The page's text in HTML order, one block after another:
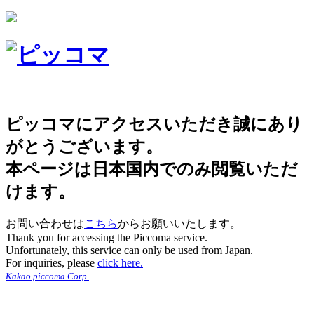
ピッコマにアクセスいただき誠にあり
がとうございます。
本ページは日本国内でのみ閲覧いただ
けます。
お問い合わせはこちらからお願いいたします。
Thank you for accessing the Piccoma service.
Unfortunately, this service can only be used from Japan.
For inquiries, please click here.
Kakao piccoma Corp.